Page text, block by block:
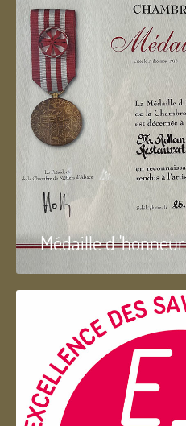
Médaille d 'honneur